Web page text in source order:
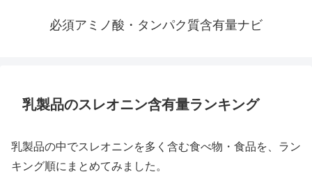
必須アミノ酸・タンパク質含有量ナビ
乳製品のスレオニン含有量ランキング
乳製品の中でスレオニンを多く含む食べ物・食品を、ラン
キング順にまとめてみました。